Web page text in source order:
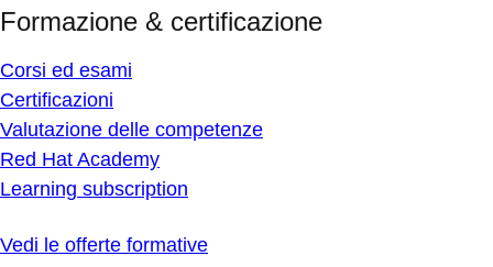
Formazione & certificazione
Corsi ed esami
Certificazioni
Valutazione delle competenze
Red Hat Academy
Learning subscription
Vedi le offerte formative